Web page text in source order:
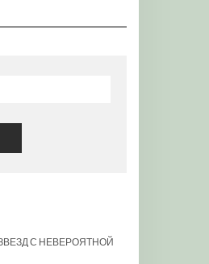
С НЕВЕРОЯТНОЙ